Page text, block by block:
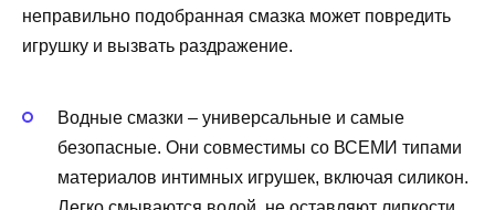
неправильно подобранная смазка может повредить
игрушку и вызвать раздражение.
Водные смазки – универсальные и самые
безопасные. Они совместимы со ВСЕМИ типами
материалов интимных игрушек, включая силикон.